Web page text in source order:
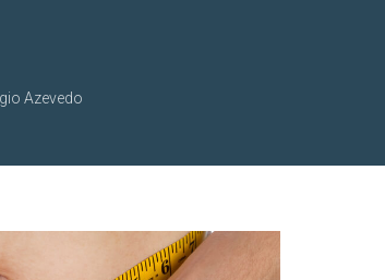
Azevedo